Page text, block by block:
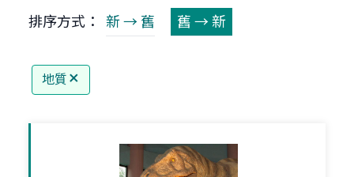
排序方式： 新 → 舊 舊 → 新
地質